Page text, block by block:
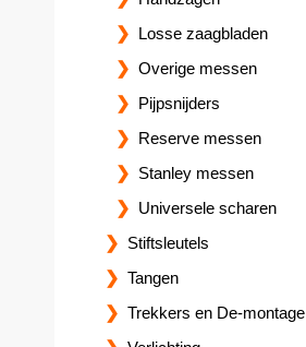
Losse zaagbladen
Overige messen
Pijpsnijders
Reserve messen
Stanley messen
Universele scharen
Stiftsleutels
Tangen
Trekkers en De-montage